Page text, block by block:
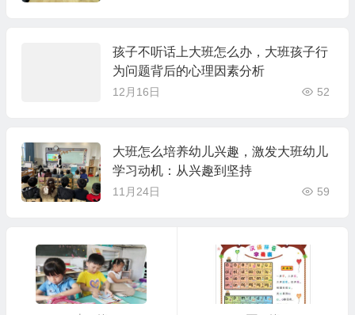
孩子不听话上大班怎么办，大班孩子行
为问题背后的心理因素分析
12月16日 52
大班怎么培养幼儿兴趣，激发大班幼儿
学习动机：从兴趣到坚持
11月24日 59